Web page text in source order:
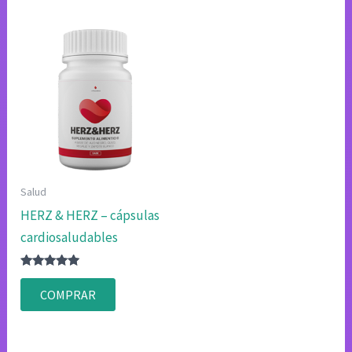
Salud
HERZ & HERZ – cápsulas
cardiosaludables
Valorado
4.83
de 5
COMPRAR